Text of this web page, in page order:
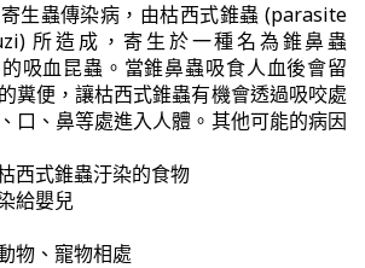
生蟲傳染病，由枯西式錐蟲 (parasite
所造成，寄生於一種名為錐鼻蟲
吸血昆蟲。當錐鼻蟲吸食人血後會留
糞便，讓枯西式錐蟲有機會透過吸咬處
口、鼻等處進入人體。其他可能的病因
西式錐蟲汙染的食物
給嬰兒
物、寵物相處